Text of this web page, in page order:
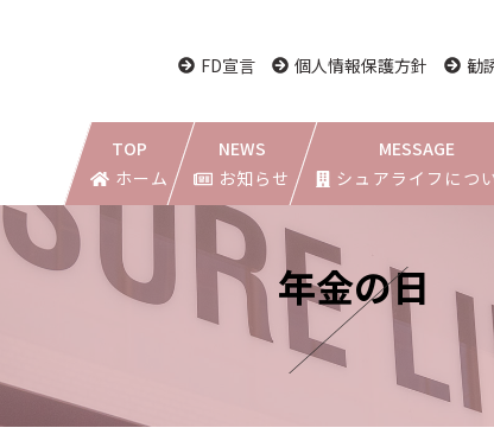
FD宣言 個人情報保護方針 勧
TOP
ホーム
NEWS
お知らせ
MESSAGE
シュアライフにつ
年金の日